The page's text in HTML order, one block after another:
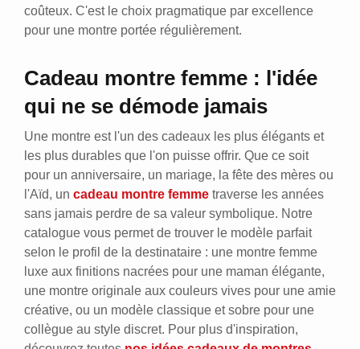
coûteux. C'est le choix pragmatique par excellence
pour une montre portée régulièrement.
Cadeau montre femme : l'idée
qui ne se démode jamais
Une montre est l'un des cadeaux les plus élégants et
les plus durables que l'on puisse offrir. Que ce soit
pour un anniversaire, un mariage, la fête des mères ou
l'Aïd, un cadeau montre femme traverse les années
sans jamais perdre de sa valeur symbolique. Notre
catalogue vous permet de trouver le modèle parfait
selon le profil de la destinataire : une montre femme
luxe aux finitions nacrées pour une maman élégante,
une montre originale aux couleurs vives pour une amie
créative, ou un modèle classique et sobre pour une
collègue au style discret. Pour plus d'inspiration,